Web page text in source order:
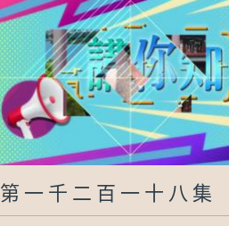
第一千二百一十八集